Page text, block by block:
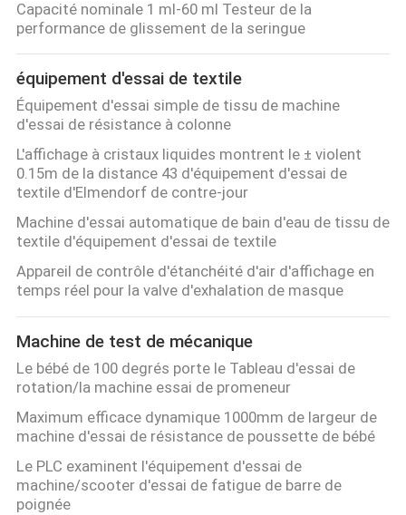
Capacité nominale 1 ml-60 ml Testeur de la
performance de glissement de la seringue
équipement d'essai de textile
Équipement d'essai simple de tissu de machine
d'essai de résistance à colonne
L'affichage à cristaux liquides montrent le ± violent
0.15m de la distance 43 d'équipement d'essai de
textile d'Elmendorf de contre-jour
Machine d'essai automatique de bain d'eau de tissu de
textile d'équipement d'essai de textile
Appareil de contrôle d'étanchéité d'air d'affichage en
temps réel pour la valve d'exhalation de masque
Machine de test de mécanique
Le bébé de 100 degrés porte le Tableau d'essai de
rotation/la machine essai de promeneur
Maximum efficace dynamique 1000mm de largeur de
machine d'essai de résistance de poussette de bébé
Le PLC examinent l'équipement d'essai de
machine/scooter d'essai de fatigue de barre de
poignée